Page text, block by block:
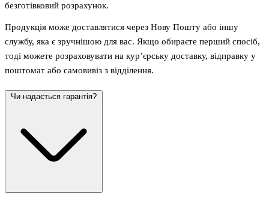
безготівковий розрахунок.
Продукція може доставлятися через Нову Пошту або іншу
службу, яка є зручнішою для вас. Якщо обираєте перший спосіб,
тоді можете розраховувати на кур’єрську доставку, відправку у
поштомат або самовивіз з відділення.
Чи надається гарантія?